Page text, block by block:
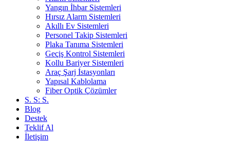
Yangın İhbar Sistemleri
Hırsız Alarm Sistemleri
Akıllı Ev Sistemleri
Personel Takip Sistemleri
Plaka Tanıma Sistemleri
Geçiş Kontrol Sistemleri
Kollu Bariyer Sistemleri
Araç Şarj İstasyonları
Yapısal Kablolama
Fiber Optik Çözümler
S. S: S.
Blog
Destek
Teklif Al
İletişim